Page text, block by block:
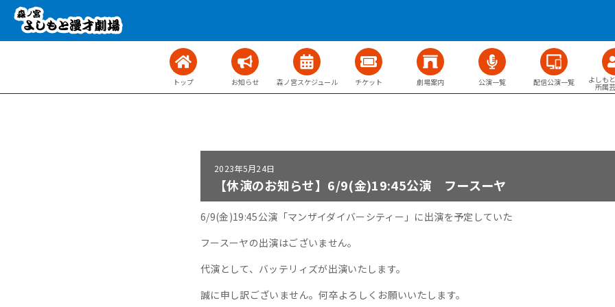
トップ お知らせ 森ノ宮スケジュール チケット 劇場案内 公演一覧 配信公演一覧 よしも
所属
2023年5月24日
【休演のお知らせ】6/9(金)19:45公演 フースーヤ
6/9(金)19:45公演「マンザイダイバーシティー」に出演を予定していた
フースーヤの出演はございません。
代演として、バッテリィズが出演いたします。
誠に申し訳ございません。何卒よろしくお願いいたします。